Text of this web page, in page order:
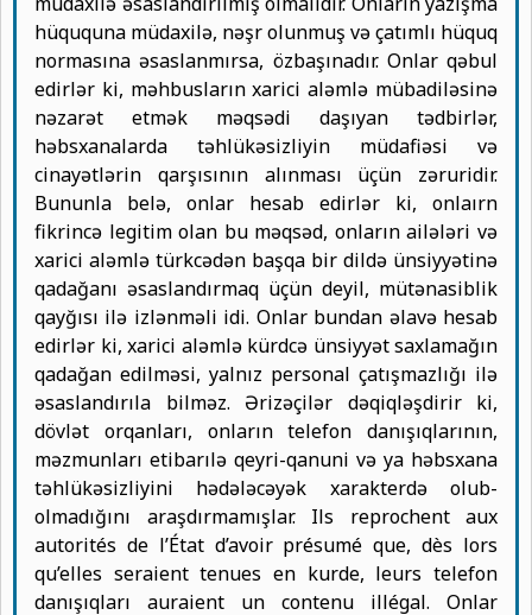
hüququna müdaxilə, nəşr olunmuş və çatımlı hüquq
normasına əsaslanmırsa, özbaşınadır. Onlar qəbul
edirlər ki, məhbusların xarici aləmlə mübadiləsinə
nəzarət etmək məqsədi daşıyan tədbirlər,
həbsxanalarda təhlükəsizliyin müdafiəsi və
cinayətlərin qarşısının alınması üçün zəruridir.
Bununla belə, onlar hesab edirlər ki, onlaırn
fikrincə legitim olan bu məqsəd, onların ailələri və
xarici aləmlə türkcədən başqa bir dildə ünsiyyətinə
qadağanı əsaslandırmaq üçün deyil, mütənasiblik
qayğısı ilə izlənməli idi. Onlar bundan əlavə hesab
edirlər ki, xarici aləmlə kürdcə ünsiyyət saxlamağın
qadağan edilməsi, yalnız personal çatışmazlığı ilə
əsaslandırıla bilməz. Ərizəçilər dəqiqləşdirir ki,
dövlət orqanları, onların telefon danışıqlarının,
məzmunları etibarılə qeyri-qanuni və ya həbsxana
təhlükəsizliyini hədələcəyək xarakterdə olub-
olmadığını araşdırmamışlar. Ils reprochent aux
autorités de l’État d’avoir présumé que, dès lors
qu’elles seraient tenues en kurde, leurs telefon
danışıqları auraient un contenu illégal. Onlar